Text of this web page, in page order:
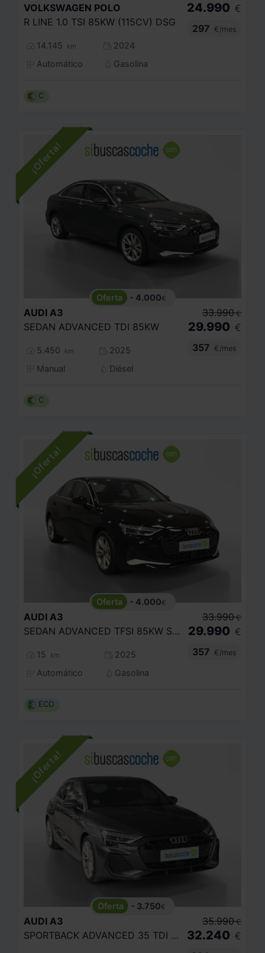
VOLKSWAGEN POLO
R LINE 1.0 TSI 85KW (115CV) DSG
14.145 km
2024
Automático
Gasolina
24.990 €
297
€/mes
C
- 4.000€
AUDI A3
SEDAN ADVANCED TDI 85KW
5.450 km
2025
Manual
Diésel
33.990 €
29.990 €
357
€/mes
C
- 4.000€
AUDI A3
SEDAN ADVANCED TFSI 85KW S TRONIC
15 km
2025
Automático
Gasolina
33.990 €
29.990 €
357
€/mes
ECO
- 3.750€
AUDI A3
SPORTBACK ADVANCED 35 TDI 110KW S TRONIC
35.990 €
32.240 €